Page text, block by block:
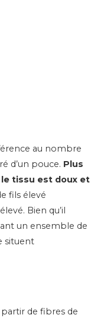
au nombre
d’un pouce. Plus
tissu est doux et
fils élevé
Bien qu’il
un ensemble de
situent
de fibres de